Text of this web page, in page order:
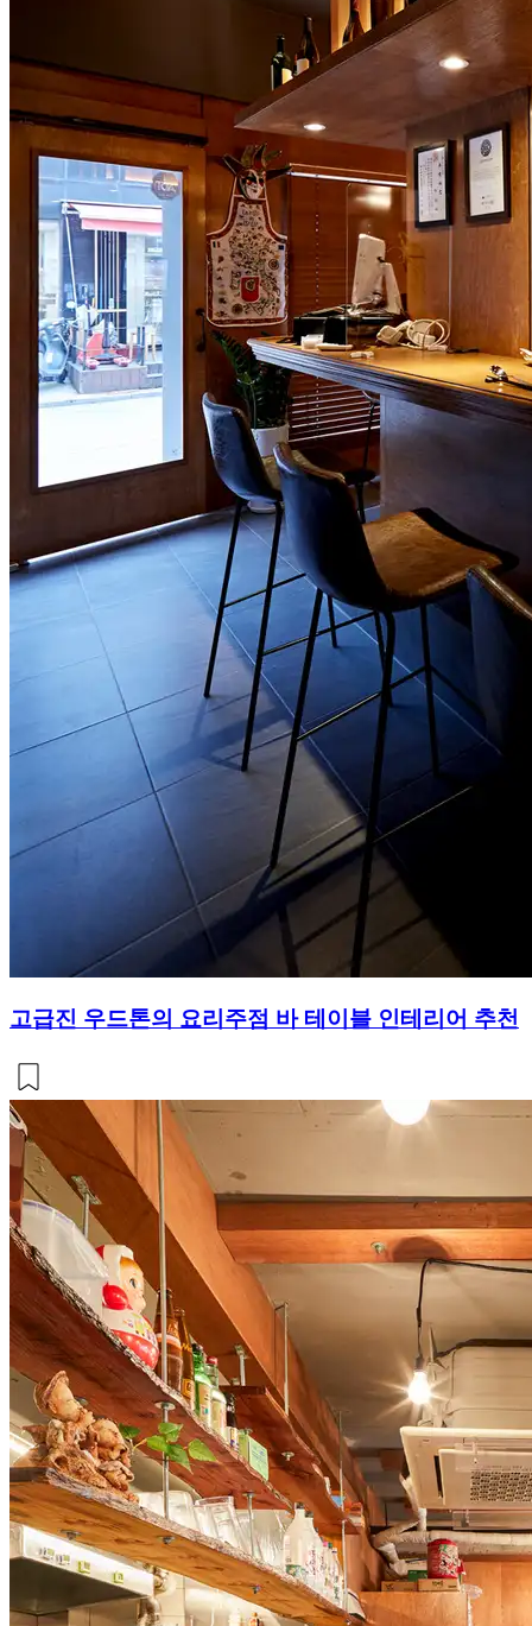
고급진 우드톤의 요리주점 바 테이블 인테리어 추천